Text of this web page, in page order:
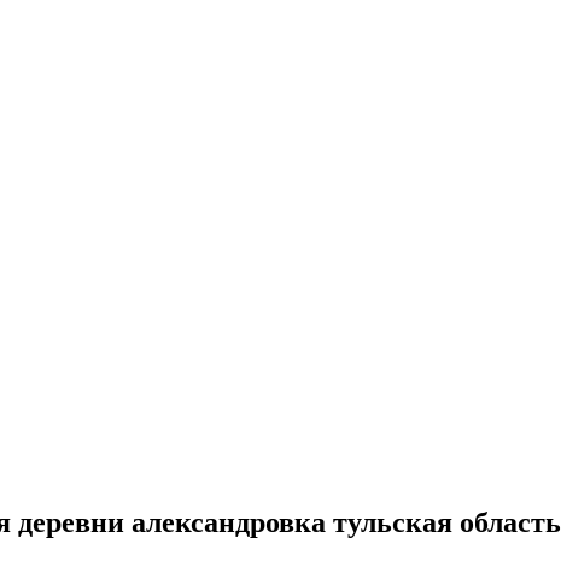
александровка тульская область